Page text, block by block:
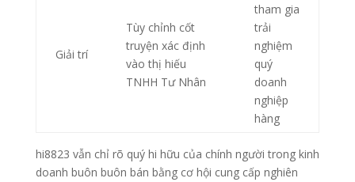
Giải trí
Tùy chỉnh cốt
truyện xác định
vào thị hiếu
TNHH Tư Nhân
tham gia
trải
nghiệm
quý
doanh
nghiệp
hàng
hi8823 vẫn chỉ rõ quý hi hữu của chính người trong kinh
doanh buôn buôn bán bằng cơ hội cung cấp nghiên